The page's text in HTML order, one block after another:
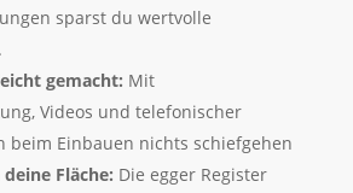
sparst du wertvolle
gemacht: Mit
Videos und telefonischer
beim Einbauen nichts schiefgehen
Fläche: Die egger Register